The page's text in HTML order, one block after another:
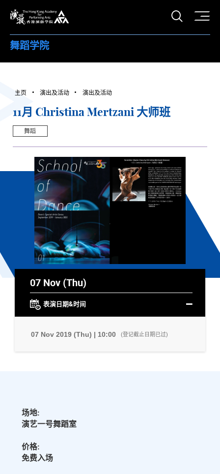
打开
舞蹈学院
主页 演出及活动 演出及活动
11月 Christina Mertzani 大师班
舞蹈
07 Nov (Thu)
表演日期&时间
07 Nov 2019 (Thu) | 10:00 (登记截止日期已过)
场地:
演艺一号舞蹈室
价格:
免费入场